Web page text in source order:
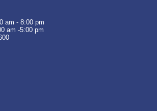
am - 8:00 pm
am -5:00 pm